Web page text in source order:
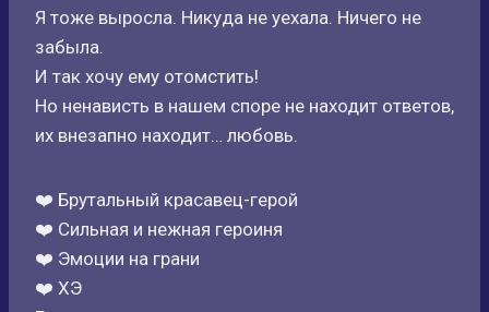
Я тоже выросла. Никуда не уехала. Ничего не
забыла.
И так хочу ему отомстить!
Но ненависть в нашем споре не находит ответов,
их внезапно находит… любовь.
❤️ Брутальный красавец-герой
❤️ Сильная и нежная героиня
❤️ Эмоции на грани
❤️ ХЭ